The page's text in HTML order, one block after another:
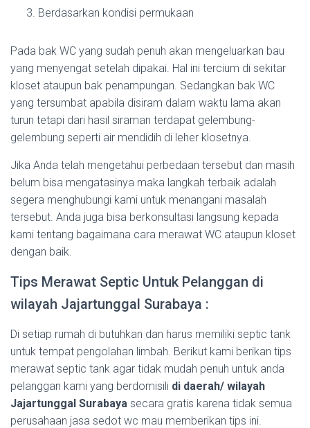
Berdasarkan kondisi permukaan
Pada bak WC yang sudah penuh akan mengeluarkan bau
yang menyengat setelah dipakai. Hal ini tercium di sekitar
kloset ataupun bak penampungan. Sedangkan bak WC
yang tersumbat apabila disiram dalam waktu lama akan
turun tetapi dari hasil siraman terdapat gelembung-
gelembung seperti air mendidih di leher klosetnya.
Jika Anda telah mengetahui perbedaan tersebut dan masih
belum bisa mengatasinya maka langkah terbaik adalah
segera menghubungi kami untuk menangani masalah
tersebut. Anda juga bisa berkonsultasi langsung kepada
kami tentang bagaimana cara merawat WC ataupun kloset
dengan baik.
Tips Merawat Septic Untuk Pelanggan di
wilayah Jajartunggal Surabaya :
Di setiap rumah di butuhkan dan harus memiliki septic tank
untuk tempat pengolahan limbah. Berikut kami berikan tips
merawat septic tank agar tidak mudah penuh untuk anda
pelanggan kami yang berdomisili di daerah/ wilayah
Jajartunggal Surabaya secara gratis karena tidak semua
perusahaan jasa sedot wc mau memberikan tips ini.